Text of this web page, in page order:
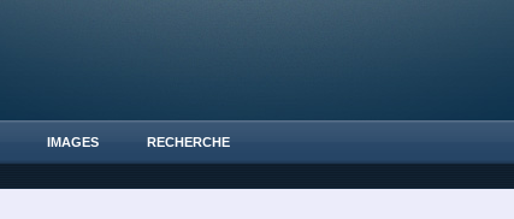
IMAGES RECHERCHE